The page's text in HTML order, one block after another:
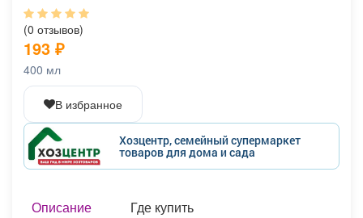
Афиша
ТВ программа Я - пенсионер
(0 отзывов)
193 ₽
400 мл
В избранное
Хозцентр, семейный супермаркет
товаров для дома и сада
Описание Где купить